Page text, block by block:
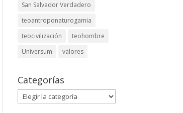
San Salvador Verdadero
teoantroponaturogamia
teocivilización
teohombre
Universum
valores
Categorías
Categorías